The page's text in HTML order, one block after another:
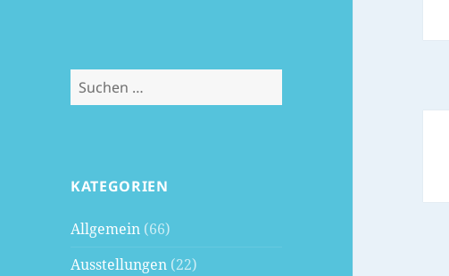
Suchen
nach:
KATEGORIEN
Allgemein (66)
Ausstellungen (22)